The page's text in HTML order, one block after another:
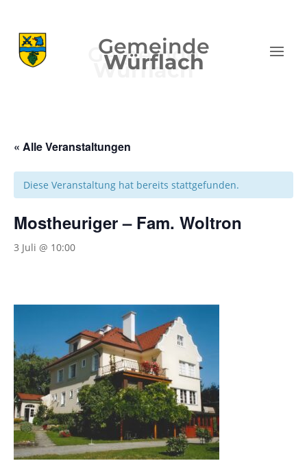
Gemeinde
Würflach
« Alle Veranstaltungen
Diese Veranstaltung hat bereits stattgefunden.
Mostheuriger – Fam. Woltron
3 Juli @ 10:00